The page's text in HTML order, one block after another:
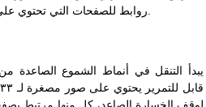
يبدأ التنقل في أنماط الشموع الصاعدة